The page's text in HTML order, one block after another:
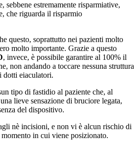
sebbene estremamente risparmiative,
che riguarda il risparmio
questo, soprattutto nei pazienti molto
molto importante. Grazie a questo
, invece, è possibile garantire al 100% il
non andando a toccare nessuna struttura
dotti eiaculatori.
tipo di fastidio al paziente che, al
lieve sensazione di bruciore legata,
del dispositivo.
nè incisioni, e non vi è alcun rischio di
in cui viene posizionato.